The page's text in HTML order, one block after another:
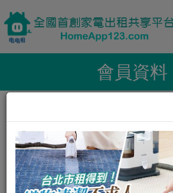
會員資料
暱稱: 陳泯瑄